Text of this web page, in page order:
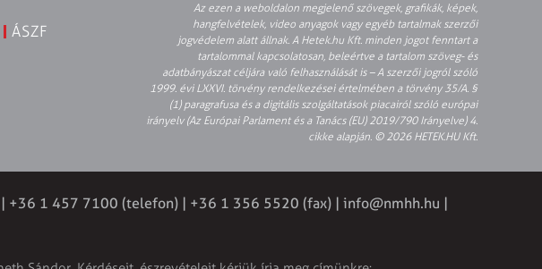
ÁSZF
Az ezen a weboldalon megjelenő szövegek, grafikák, képek,
hangfelvételek, video anyagok vagy egyéb tartalmak szerzői
jogvédelem alatt állnak. A Hetek.hu Kft. minden jogot fenntart a
tartalommal kapcsolatosan, beleértve a tartalom szöveg- és
adatbányászat céljára való felhasználását is – A szerzői jogról szóló
1999. évi LXXVI. törvény rendelkezései értelmében a törvény 35/A. §
(1) paragrafusa és a digitális szolgáltatások piacairól szóló európai
irányelv (Az Európai Parlament és a Tanács (EU) 2019/790 Irányelve) 4.
cikke alapján. © 2026 HETEK.HU Kft.
+36 1 457 7100 (telefon) | +36 1 356 5520 (fax) | info@nmhh.hu